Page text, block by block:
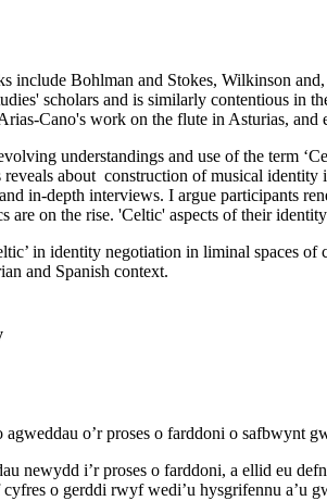
Bohlman and Stokes, Wilkinson
scholars and is similarly contentious in
Cano's work on the flute in Asturias,
understandings and use of the term
about construction of musical
in-depth interviews. I argue participants
are on the rise. 'Celtic' aspects of their
in identity negotiation in liminal spaces
and Spanish context.
o’r proses o farddoni o
newydd i’r proses o farddoni, a ellid eu
o gerddi rwyf wedi’u hysgrifennu a’u